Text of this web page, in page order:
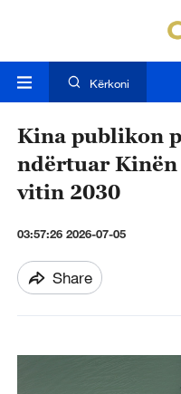
Kërkoni
Kina publikon
ndërtuar
vitin 2030
03:57:26 2026-07-05
Share